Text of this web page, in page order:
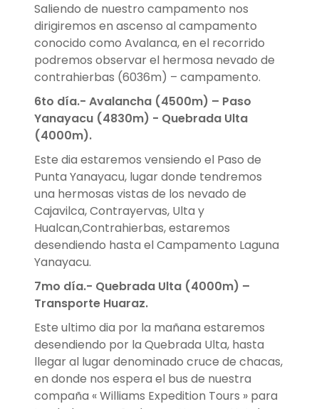
Saliendo de nuestro campamento nos
dirigiremos en ascenso al campamento
conocido como Avalanca, en el recorrido
podremos observar el hermosa nevado de
contrahierbas (6036m) – campamento.
6to día.- Avalancha (4500m) – Paso
Yanayacu (4830m) - Quebrada Ulta
(4000m).
Este dia estaremos vensiendo el Paso de
Punta Yanayacu, lugar donde tendremos
una hermosas vistas de los nevado de
Cajavilca, Contrayervas, Ulta y
Hualcan,Contrahierbas, estaremos
desendiendo hasta el Campamento Laguna
Yanayacu.
7mo día.- Quebrada Ulta (4000m) –
Transporte Huaraz.
Este ultimo dia por la mañana estaremos
desendiendo por la Quebrada Ulta, hasta
llegar al lugar denominado cruce de chacas,
en donde nos espera el bus de nuestra
compaña « Williams Expedition Tours » para